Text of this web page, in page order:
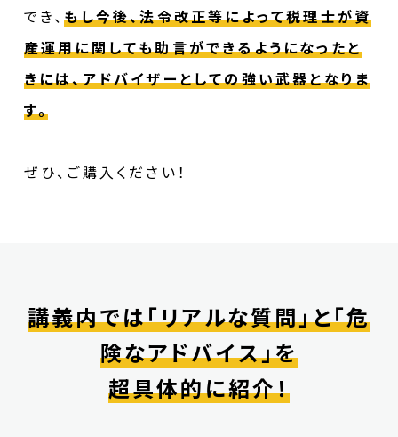
でき、もし今後、法令改正等によって税理士が資
産運用に関しても助言ができるようになったと
きには、アドバイザーとしての強い武器となりま
す。
ぜひ、ご購入ください！
講義内では「リアルな質問」と「危
険なアドバイス」を
超具体的に紹介！